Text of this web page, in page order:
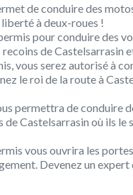
de conduire des
à deux-roues !
pour conduire des
de Castelsarrasin
vous serez autorisé à
le roi de la route à
permettra de conduire
Castelsarrasin où ils le
vous ouvrira les
Devenez un